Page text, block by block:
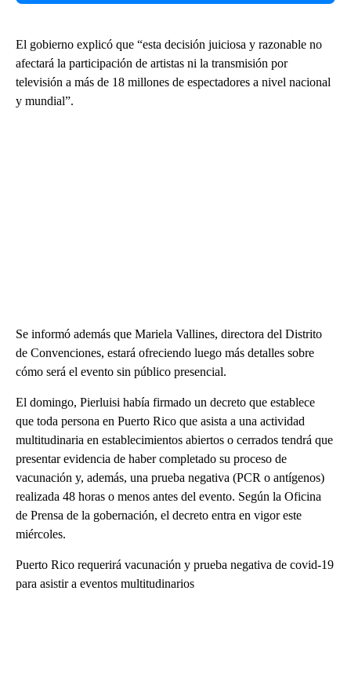
El gobierno explicó que “esta decisión juiciosa y razonable no
afectará la participación de artistas ni la transmisión por
televisión a más de 18 millones de espectadores a nivel nacional
y mundial”.
Se informó además que Mariela Vallines, directora del Distrito
de Convenciones, estará ofreciendo luego más detalles sobre
cómo será el evento sin público presencial.
El domingo, Pierluisi había firmado un decreto que establece
que toda persona en Puerto Rico que asista a una actividad
multitudinaria en establecimientos abiertos o cerrados tendrá que
presentar evidencia de haber completado su proceso de
vacunación y, además, una prueba negativa (PCR o antígenos)
realizada 48 horas o menos antes del evento. Según la Oficina
de Prensa de la gobernación, el decreto entra en vigor este
miércoles.
Puerto Rico requerirá vacunación y prueba negativa de covid-19
para asistir a eventos multitudinarios